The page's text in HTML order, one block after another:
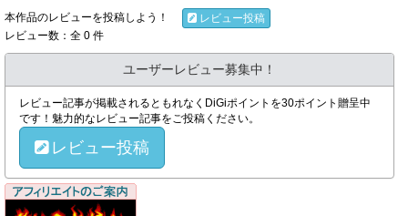
本作品のレビューを投稿しよう！
レビュー投稿
レビュー数：全 0 件
ユーザーレビュー募集中！
レビュー記事が掲載されるともれなくDiGiポイントを30ポイント贈呈中
です！魅力的なレビュー記事をご投稿ください。
レビュー投稿